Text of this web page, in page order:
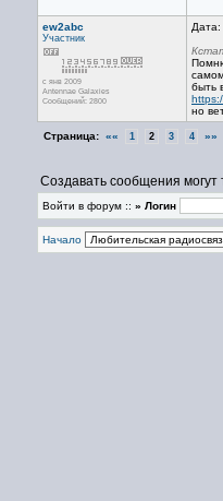
ew2abc
Участник
с янв 2009
Antennae Galaxies
Сообщений: 2800
быть
но
Страница: «« 1 2 3 4 »»
Создавать сообщения могут
Войти в форум :: » Логин
Начало